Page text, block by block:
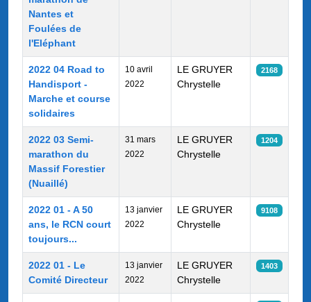
Nantes et
Foulées de
l'Eléphant
2022 04 Road to
Handisport -
Marche et course
solidaires
10 avril
2022
LE GRUYER
Chrystelle
2168
2022 03 Semi-
marathon du
Massif Forestier
(Nuaillé)
31 mars
2022
LE GRUYER
Chrystelle
1204
2022 01 - A 50
ans, le RCN court
toujours...
13 janvier
2022
LE GRUYER
Chrystelle
9108
2022 01 - Le
Comité Directeur
13 janvier
2022
LE GRUYER
Chrystelle
1403